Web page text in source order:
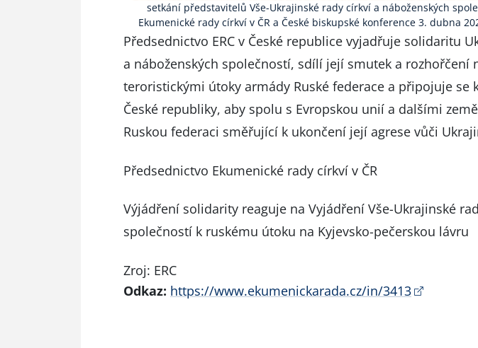
setkání představitelů Vše-Ukrajinské rady církví a náboženských
Ekumenické rady církví v ČR a České biskupské konference 3. dubna
Předsednictvo ERC v České republice vyjadřuje solidaritu
a náboženských společností, sdílí její smutek a rozhořčení
teroristickými útoky armády Ruské federace a připojuje se
České republiky, aby spolu s Evropskou unií a dalšími
Ruskou federaci směřující k ukončení její agrese vůči
Předsednictvo Ekumenické rady církví v ČR
Výjádření solidarity reaguje na Vyjádření Vše-Ukrajinské
společností k ruskému útoku na Kyjevsko-pečerskou lávru
Zroj: ERC
Odkaz: https://www.ekumenickarada.cz/in/3413